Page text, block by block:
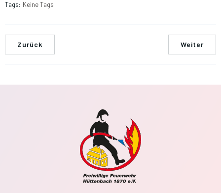
Tags: Keine Tags
Zurück Weiter